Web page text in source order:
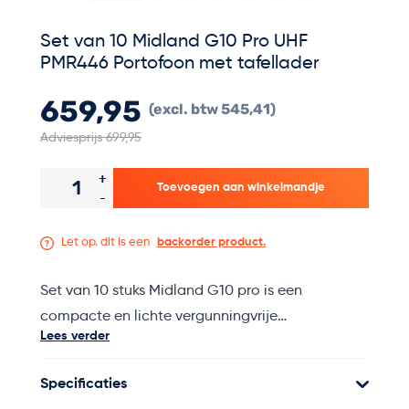
Set van 10 Midland G10 Pro UHF
PMR446 Portofoon met tafellader
659,95 545,41
Adviesprijs 699,95
Aantal
-
+
Toevoegen aan winkelmandje
Let op. dit is een backorder product.
Set van 10 stuks Midland G10 pro is een
compacte en lichte vergunningvrije
analoge PMR446 portofoon.
De Midland G-10pro heeft een zendvermogen
Lees verder
Specificaties